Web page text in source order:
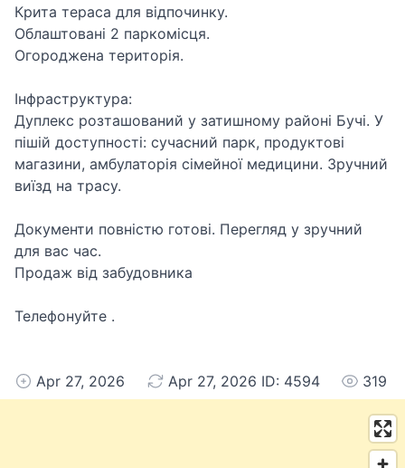
​Крита тераса для відпочинку.
​Облаштовані 2 паркомісця.
​Огороджена територія.
​Інфраструктура:
Дуплекс розташований у затишному районі Бучі. У
пішій доступності: сучасний парк, продуктові
магазини, амбулаторія сімейної медицини. Зручний
виїзд на трасу.
​Документи повністю готові. Перегляд у зручний
для вас час.
Продаж від забудовника
Телефонуйте .
Apr 27, 2026 Apr 27, 2026 ID: 4594 319